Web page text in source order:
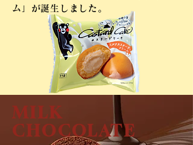
ム」が誕生しました。
MILK
CHOCOLATE